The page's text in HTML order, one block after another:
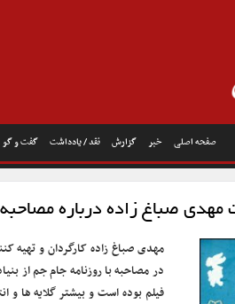
صفحه اصلی خبر گزارش نقد / یادداشت گفت و گو
مهدی صباغ زاده درباره
مهدی صباغ زاده کارگردان و تهیه
در مصاحبه با روزنامه جام جم از
فیلم بوده است و بیشتر گلایه ها و